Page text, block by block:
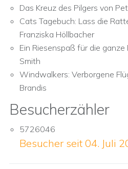
Das Kreuz des Pilgers von
Cats Tagebuch: Lass die
Franziska Höllbacher
Ein Riesenspaß für die ganze
Smith
Windwalkers: Verborgene
Brandis
Besucherzähler
5726046
Besucher seit 04. Juli